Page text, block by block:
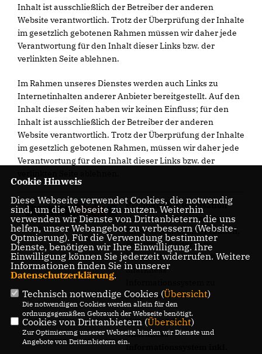
Inhalt ist ausschließlich der Betreiber der anderen
Website verantwortlich. Trotz der Überprüfung der Inhalte
im gesetzlich gebotenen Rahmen müssen wir daher jede
Verantwortung für den Inhalt dieser Links bzw. der
verlinkten Seite ablehnen.
Im Rahmen unseres Dienstes werden auch Links zu
Internetinhalten anderer Anbieter bereitgestellt. Auf den
Inhalt dieser Seiten haben wir keinen Einfluss; für den
Inhalt ist ausschließlich der Betreiber der anderen
Website verantwortlich. Trotz der Überprüfung der Inhalte
im gesetzlich gebotenen Rahmen, müssen wir daher jede
Verantwortung für den Inhalt dieser Links bzw. der
Produktion & Realisation
Haben auch Sie Interesse
Ihren Verband, Ihre Fraktion,
Vereinigung oder Ihre
Kandidatenseite durch das
Sharkness
realisieren?
Unser Angebot:
Sharkness
Informationssystem inkl.
Cookie Hinweis
Diese Webseite verwendet Cookies, die notwendig
sind, um die Webseite zu nutzen. Weiterhin
verwenden wir Dienste von Drittanbietern, die uns
helfen, unser Webangebot zu verbessern (Website-
Optmierung). Für die Verwendung bestimmter
Dienste, benötigen wir Ihre Einwilligung. Ihre
Einwilligung können Sie jederzeit widerrufen. Weitere
Informationen finden Sie in unserer
Datenschutzerklärung.
Technisch notwendige Cookies (Übersicht)
Die notwendigen Cookies werden allein für den
ordnungsgemäßen Gebrauch der Webseite benötigt.
Cookies von Drittanbietern (Übersicht)
Zur Optimierung unserer Webseite binden wir Dienste und
Angebote von Drittanbietern ein.